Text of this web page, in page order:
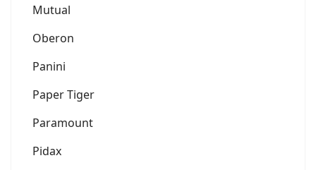
Mutual
Oberon
Panini
Paper Tiger
Paramount
Pidax